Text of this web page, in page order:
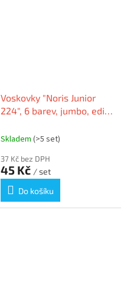
Voskovky "Noris Junior
224", 6 barev, jumbo, edice
STAEDTLER 224 C6 L1
Skladem (>5 set)
37 Kč bez DPH
45 Kč / set
Do košíku